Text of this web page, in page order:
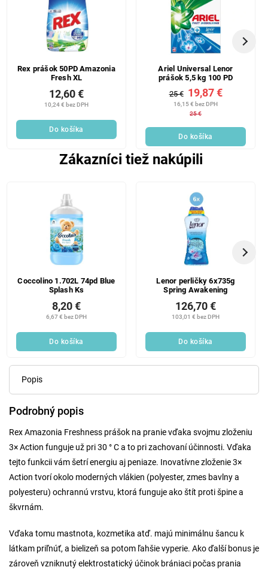
Rex prášok 50PD Amazonia
Fresh XL
10,24 € bez DPH
12,60 €
Do košíka
Ariel Universal Lenor
prášok 5,5 kg 100 PD
25 €
16,15 € bez DPH
25 €
19,87 €
Do košíka
Zákazníci tiež nakúpili
Coccolino 1.702L 74pd Blue
Splash Ks
6,67 € bez DPH
8,20 €
Do košíka
Lenor perličky 6x735g
Spring Awakening
103,01 € bez DPH
126,70 €
Do košíka
Popis
Podrobný popis
Rex Amazonia Freshness prášok na pranie vďaka svojmu zloženiu
3× Action funguje už pri 30 ° C a to pri zachovaní účinnosti. Vďaka
tejto funkcii vám šetrí energiu aj peniaze. Inovatívne zloženie 3×
Action tvorí okolo moderných vlákien (polyester, zmes bavlny a
polyesteru) ochrannú vrstvu, ktorá funguje ako štít proti špine a
škvrnám.
Vďaka tomu mastnota, kozmetika atď. majú minimálnu šancu k
látkam priľnúť, a bielizeň sa potom ľahšie vyperie. Ako ďalší bonus je
zároveň vzniknutý elektrostatický účinok brániaci počas prania